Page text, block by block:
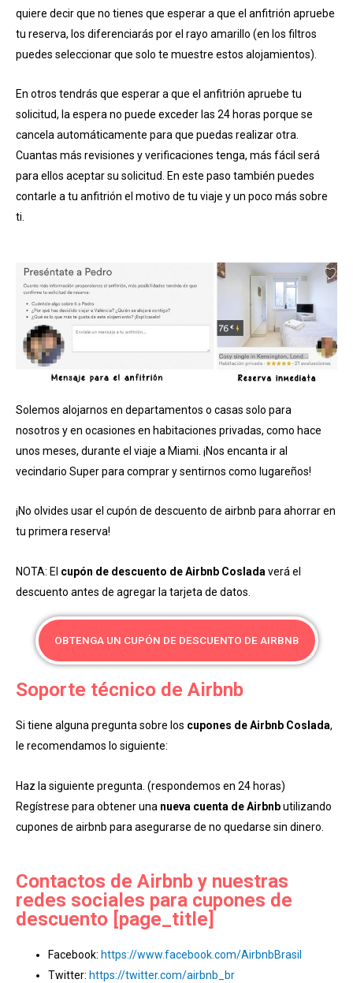
quiere decir que no tienes que esperar a que el anfitrión apruebe
tu reserva, los diferenciarás por el rayo amarillo (en los filtros
puedes seleccionar que solo te muestre estos alojamientos).
En otros tendrás que esperar a que el anfitrión apruebe tu
solicitud, la espera no puede exceder las 24 horas porque se
cancela automáticamente para que puedas realizar otra.
Cuantas más revisiones y verificaciones tenga, más fácil será
para ellos aceptar su solicitud. En este paso también puedes
contarle a tu anfitrión el motivo de tu viaje y un poco más sobre
ti.
Solemos alojarnos en departamentos o casas solo para
nosotros y en ocasiones en habitaciones privadas, como hace
unos meses, durante el viaje a Miami. ¡Nos encanta ir al
vecindario Super para comprar y sentirnos como lugareños!
¡No olvides usar el cupón de descuento de airbnb para ahorrar en
tu primera reserva!
NOTA: El cupón de descuento de Airbnb Coslada verá el
descuento antes de agregar la tarjeta de datos.
OBTENGA UN CUPÓN DE DESCUENTO DE AIRBNB
Soporte técnico de Airbnb
Si tiene alguna pregunta sobre los cupones de Airbnb Coslada,
le recomendamos lo siguiente:
Haz la siguiente pregunta. (respondemos en 24 horas)
Regístrese para obtener una nueva cuenta de Airbnbutilizando
cupones de airbnb para asegurarse de no quedarse sin dinero.
Contactos de Airbnb y nuestras
redes sociales para cupones de
descuento [page_title]
Facebook: https://www.facebook.com/AirbnbBrasil
Twitter: https://twitter.com/airbnb_br